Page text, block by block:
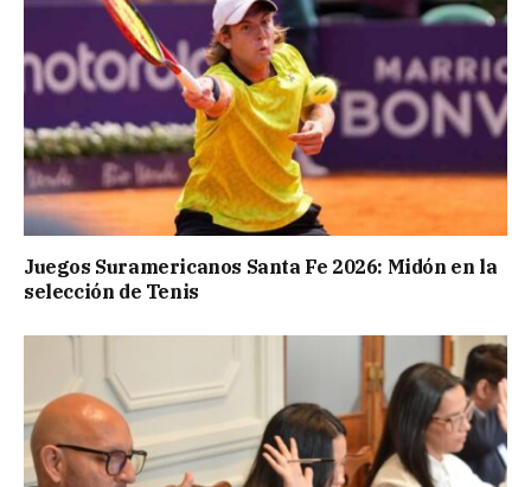
Juegos Suramericanos Santa Fe 2026: Midón en la
selección de Tenis